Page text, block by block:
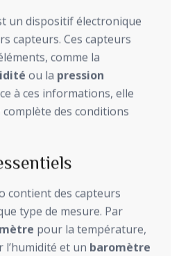
un dispositif électronique
capteurs. Ces capteurs
comme la
ou la pression
à ces informations, elle
des conditions
contient des capteurs
type de mesure. Par
pour la température,
l’humidité et un baromètre